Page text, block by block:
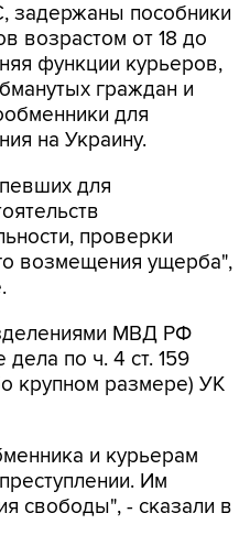
задержаны пособники
возрастом от 18 до
функции курьеров,
граждан и
для
на Украину.
для
проверки
возмещения ущерба",
МВД РФ
по ч. 4 ст. 159
крупном размере) УК
и курьерам
Им
свободы", - сказали в